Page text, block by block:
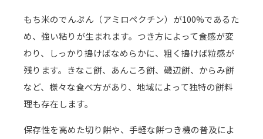
もち米のでんぷん（アミロペクチン）が100%であるた
め、強い粘りが生まれます。つき方によって食感が変
わり、しっかり搗けばなめらかに、粗く搗けば粒感が
残ります。きなこ餅、あんころ餅、磯辺餅、からみ餅
など、様々な食べ方があり、地域によって独特の餅料
理も存在します。
保存性を高めた切り餅や、手軽な餅つき機の普及によ